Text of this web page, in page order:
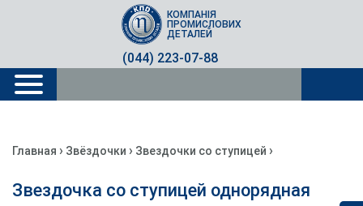
(044) 223-07-88
КОМПАНІЯ
ПРОМИСЛОВИХ
ДЕТАЛЕЙ
Главная › Звёздочки › Звездочки со ступицей ›
Звездочка со ступицей однорядная